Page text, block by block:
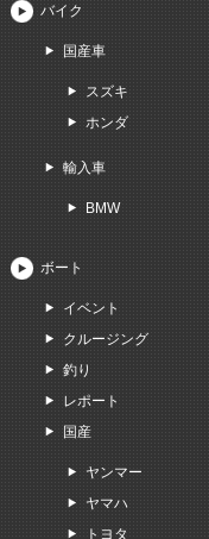
バイク
国産車
スズキ
ホンダ
輸入車
BMW
ボート
イベント
クルージング
釣り
レポート
国産
ヤンマー
ヤマハ
トヨタ